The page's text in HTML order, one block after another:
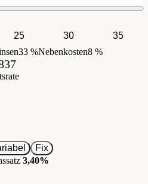
25 30
35
33 %Nebenkosten8 %
Fix
3,40%